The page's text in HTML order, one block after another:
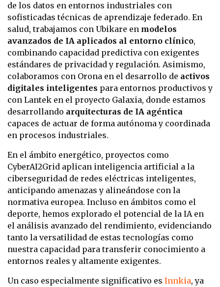
de los datos en entornos industriales con
sofisticadas técnicas de aprendizaje federado. En
salud, trabajamos con Ubikare en modelos
avanzados de IA aplicados al entorno clínico,
combinando capacidad predictiva con exigentes
estándares de privacidad y regulación. Asimismo,
colaboramos con Orona en el desarrollo de activos
digitales inteligentes para entornos productivos y
con Lantek en el proyecto Galaxia, donde estamos
desarrollando arquitecturas de IA agéntica
capaces de actuar de forma autónoma y coordinada
en procesos industriales.
En el ámbito energético, proyectos como
CyberAI2Grid aplican inteligencia artificial a la
ciberseguridad de redes eléctricas inteligentes,
anticipando amenazas y alineándose con la
normativa europea. Incluso en ámbitos como el
deporte, hemos explorado el potencial de la IA en
el análisis avanzado del rendimiento, evidenciando
tanto la versatilidad de estas tecnologías como
nuestra capacidad para transferir conocimiento a
entornos reales y altamente exigentes.
Un caso especialmente significativo es Innkia, ya